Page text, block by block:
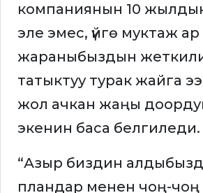
компаниянын 10
эле эмес, үйгө муктаж
жараныбыздын
татыктуу турак жайга
жол ачкан жаңы
экенин баса белгиледи.
“Азыр биздин
пландар менен чоң-